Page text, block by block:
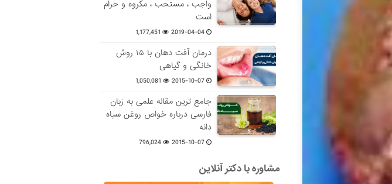
واجب ، مستحب ، مکروه و حرام
است
2019-04-04
1,177,451
درمان آفت دهان با ۱۵ روش
خانگی و گیاهی
2015-10-07
1,050,081
جامع ترین مقاله علمی به زبان
فارسی درباره خواص روغن سیاه
دانه
2015-10-07
796,024
مشاوره با دکتر آنلاین